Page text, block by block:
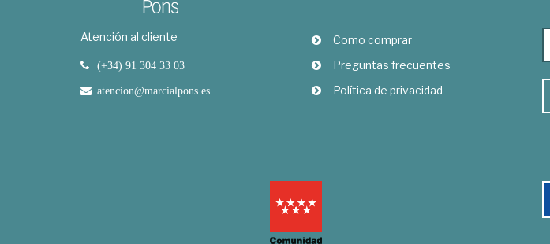
Atención al cliente
(+34) 91 304 33 03
atencion@marcialpons.es
Como comprar
Preguntas frecuentes
Política de privacidad